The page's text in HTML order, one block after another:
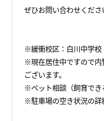
ぜひお問い合わせくださ
※緩衝校区：白川中学校
※現在居住中ですので内
ございます。
※ペット相談（飼育でき
※駐車場の空き状況の詳